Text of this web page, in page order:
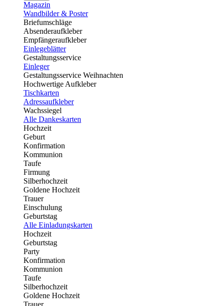
Magazin
Wandbilder & Poster
Briefumschläge
Absenderaufkleber
Empfängeraufkleber
Einlegeblätter
Gestaltungsservice
Einleger
Gestaltungsservice Weihnachten
Hochwertige Aufkleber
Tischkarten
Adressaufkleber
Wachssiegel
Alle Dankeskarten
Hochzeit
Geburt
Konfirmation
Kommunion
Taufe
Firmung
Silberhochzeit
Goldene Hochzeit
Trauer
Einschulung
Geburtstag
Alle Einladungskarten
Hochzeit
Geburtstag
Party
Konfirmation
Kommunion
Taufe
Silberhochzeit
Goldene Hochzeit
Trauer